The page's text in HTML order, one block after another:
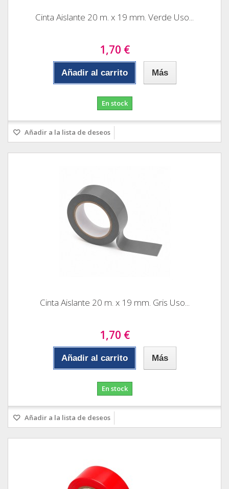
Cinta Aislante 20 m. x 19 mm. Verde Uso...
1,70 €
Añadir al carrito Más
En stock
Añadir a la lista de deseos
Cinta Aislante 20 m. x 19 mm. Gris Uso...
1,70 €
Añadir al carrito Más
En stock
Añadir a la lista de deseos